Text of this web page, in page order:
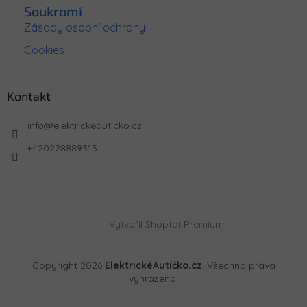
Soukromí
Zásady osobní ochrany
Cookies
Kontakt
info@elektrickeauticko.cz
+420228889315
Vytvořil Shoptet Premium
Copyright 2026 ElektrickéAutíčko.cz. Všechna práva
vyhrazena.